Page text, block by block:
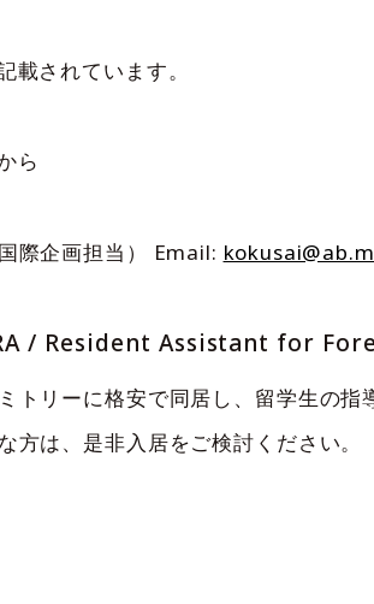
載されています。
ら
際企画担当） Email:
/ Resident Assistant for
トリーに格安で同居し、留学生の
は、是非入居をご検討ください。